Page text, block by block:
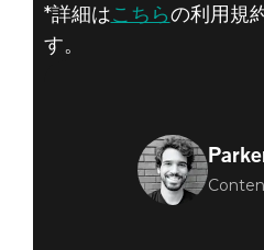
*詳細はこちらの利用規
す。